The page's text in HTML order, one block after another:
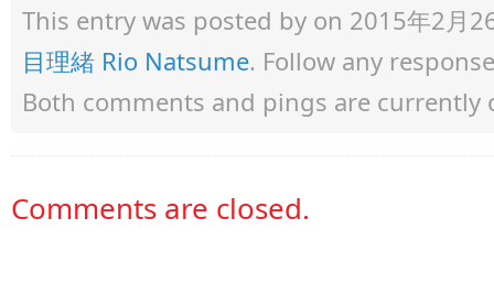
This entry was posted by on 2015年2月
目理緒 Rio Natsume. Follow any
Both comments and pings are currently
Comments are closed.